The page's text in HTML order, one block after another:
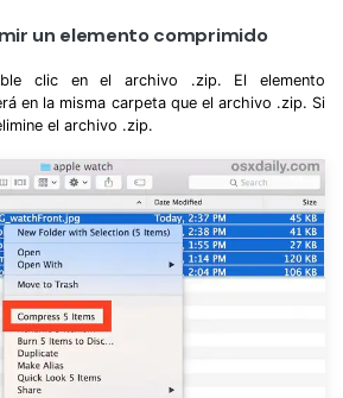
un elemento comprimido
clic en el archivo .zip. El elemento
en la misma carpeta que el archivo .zip. Si
el archivo .zip.